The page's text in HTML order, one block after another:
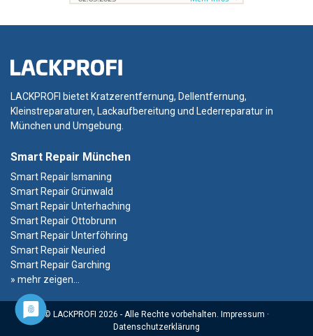
LACKPROFI bietet Kratzerentfernung, Dellentfernung,
Kleinstreparaturen, Lackaufbereitung und Lederreparatur in
München und Umgebung.
Smart Repair München
Smart Repair Ismaning
Smart Repair Grünwald
Smart Repair Unterhaching
Smart Repair Ottobrunn
Smart Repair Unterföhring
Smart Repair Neuried
Smart Repair Garching
» mehr zeigen...
© LACKPROFI 2026 - Alle Rechte vorbehalten. Impressum ·
Datenschutzerklärung